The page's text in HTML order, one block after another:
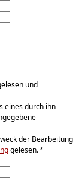
und
eines durch ihn
der Bearbeitung
gelesen. *